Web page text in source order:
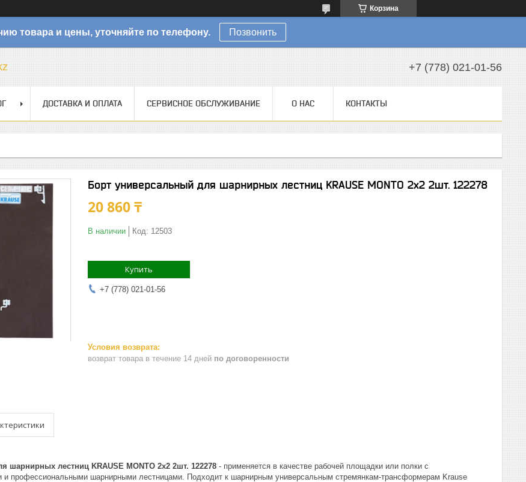
Корзина
товара и цены, уточняйте по телефону. Позвонить
+7 (778) 021-01-56
ДОСТАВКА И ОПЛАТА СЕРВИСНОЕ ОБСЛУЖИВАНИЕ О НАС КОНТАКТЫ
Борт универсальный для шарнирных лестниц KRAUSE MONTO 2х2 2шт. 122278
20 860 ₸
В наличии Код: 12503
Купить
+7 (778) 021-01-56
возврат товара в течение 14 дней по договоренности
шарнирных лестниц KRAUSE MONTO 2х2 2шт. 122278 - применяется в качестве рабочей площадки или полки с
и профессиональными шарнирными лестницами. Подходит к шарнирным универсальным стремянкам-трансформерам Krause